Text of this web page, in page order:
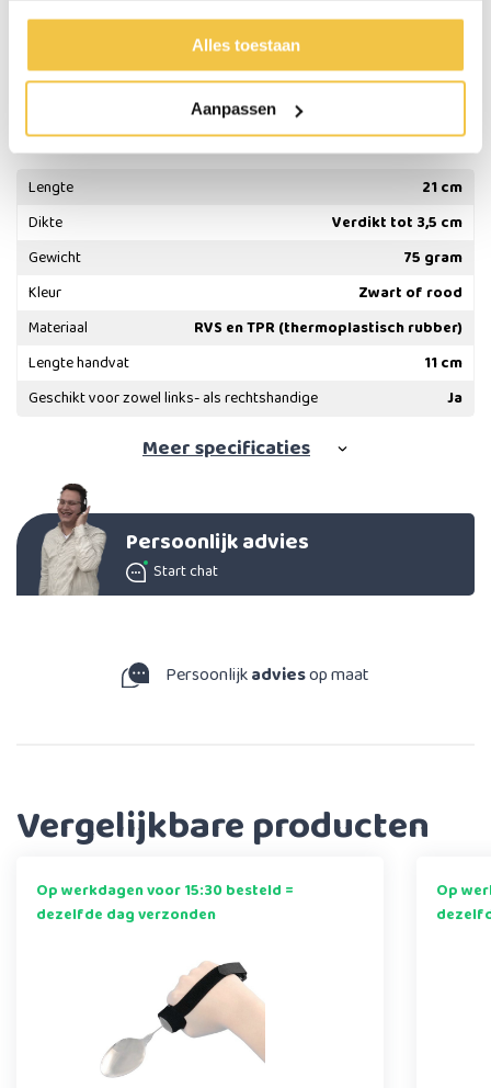
Alles toestaan
Aanpassen
Belangrijke eigenschappen:
Geschikt voor de vaatwasmachine tot 70 graden
Geschikt voor zowel links- als rechtshandige
Specificaties
Lengte
21 cm
Dikte
Verdikt tot 3,5 cm
Gewicht
75 gram
Kleur
Zwart of rood
Materiaal
RVS en TPR (thermoplastisch rubber)
Lengte handvat
11 cm
Geschikt voor zowel links- als rechtshandige
Ja
Meerspecificaties
Persoonlijk advies
Start chat
Persoonlijkadviesop maat
Vergelijkbare producten
Op werkdagen voor 15:30 besteld =
dezelfde dag verzonden
Op